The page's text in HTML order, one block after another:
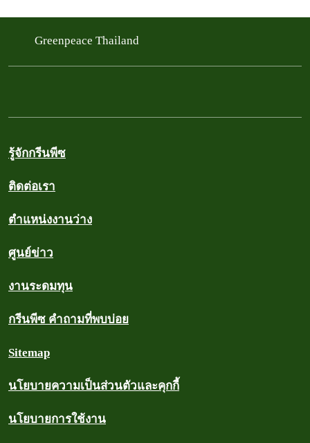
Greenpeace Thailand
รู้จักกรีนพีซ
ติดต่อเรา
ตำแหน่งงานว่าง
ศูนย์ข่าว
งานระดมทุน
กรีนพีซ คำถามที่พบบ่อย
Sitemap
นโยบายความเป็นส่วนตัวและคุกกี้
นโยบายการใช้งาน